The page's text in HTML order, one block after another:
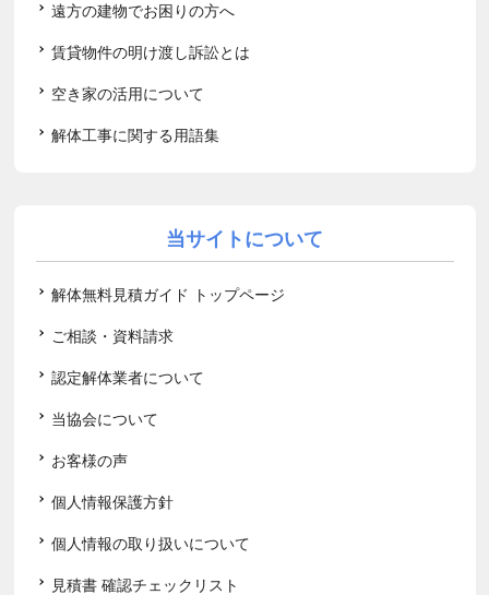
遠方の建物でお困りの方へ
賃貸物件の明け渡し訴訟とは
空き家の活用について
解体工事に関する用語集
当サイトについて
解体無料見積ガイド トップページ
ご相談・資料請求
認定解体業者について
当協会について
お客様の声
個人情報保護方針
個人情報の取り扱いについて
見積書 確認チェックリスト